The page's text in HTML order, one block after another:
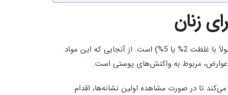
زنان
شایع‌ترین شکل مصرف این دارو، محلول‌ها یا فوم‌های موضعی (معمولاً با غلظت 2% یا 5%) است. از آنجایی که این مواد
عوارض، مربوط به واکنش‌های پوستی است.
تا در صورت مشاهده اولین نشانه‌ها، اقدام